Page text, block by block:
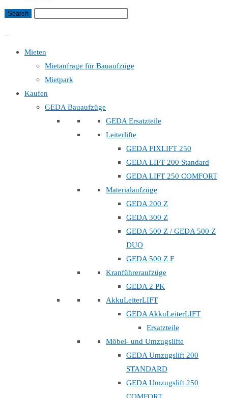
Mieten
Mietanfrage für Bauaufzüge
Mietpark
Kaufen
GEDA Bauaufzüge
GEDA Ersatzteile
Leiterlifte
GEDA FIXLIFT 250
GEDA LIFT 200 Standard
GEDA LIFT 250 COMFORT
Materialaufzüge
GEDA 200 Z
GEDA 300 Z
GEDA 500 Z / GEDA 500 Z
DUO
GEDA 500 Z F
Kranführeraufzüge
GEDA 2 PK
AkkuLeiterLIFT
GEDA AkkuLeiterLIFT
Ersatzteile
Möbel- und Umzugslifte
GEDA Umzugslift 200
STANDARD
GEDA Umzugslift 250